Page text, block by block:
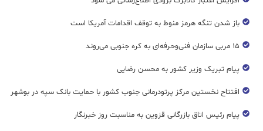
باز شدن تنگه هرمز منوط به توقف اقدامات آمریکا است
۱۵ مربی سازمان فنی‌وحرفه‌ای به کره جنوبی می‌روند
پیام تبریک وزیر کشور به محسن رضایی
افتتاح نخستین مرکز پرتودرمانی جنوب کشور با حمایت بانک سپه در بوشهر
پیام رئیس اتاق بازرگانی قزوین به مناسبت روز خبرنگار